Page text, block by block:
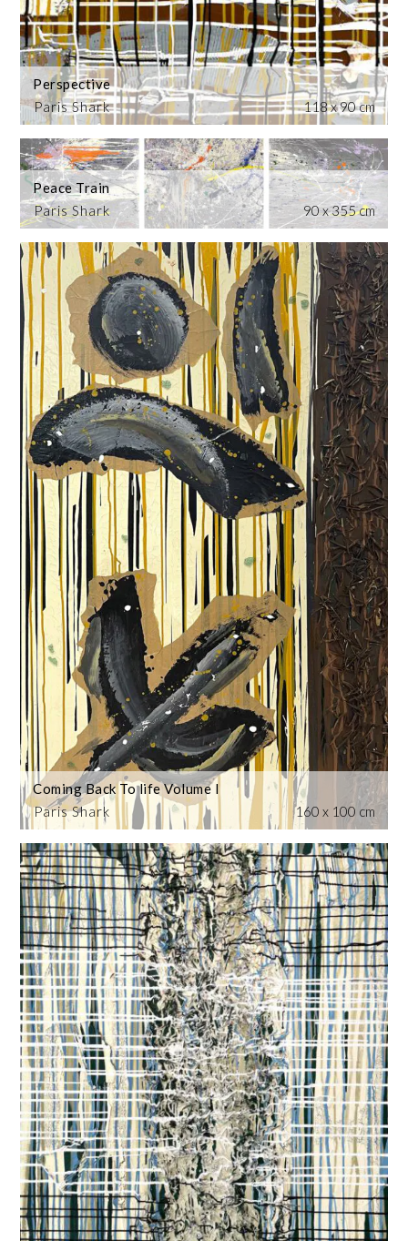
Paris Shark
Perspective
118 x 90 cm
Paris Shark
Peace Train
90 x 355 cm
Paris Shark
Coming Back To life Volume I
160 x 100 cm